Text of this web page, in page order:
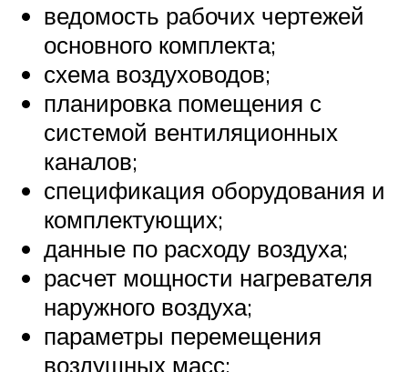
ведомость рабочих чертежей
основного комплекта;
схема воздуховодов;
планировка помещения с
системой вентиляционных
каналов;
спецификация оборудования и
комплектующих;
данные по расходу воздуха;
расчет мощности нагревателя
наружного воздуха;
параметры перемещения
воздушных масс;